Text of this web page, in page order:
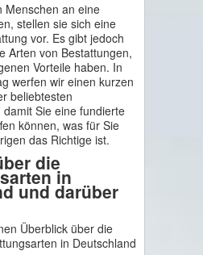
Menschen an eine
stellen sie sich eine
vor. Es gibt jedoch
Arten von Bestattungen,
Vorteile haben. In
werfen wir einen kurzen
beliebtesten
Sie eine fundierte
können, was für Sie
das Richtige ist.
die
in
und darüber
Überblick über die
in Deutschland